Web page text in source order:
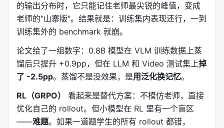
的输出分布时，它只能记住老师最尖锐的峰值，变成
老师的"山寨版"。结果就是：训练集内表现还行，一到
训练集外的 benchmark 就崩。
论文给了一组数字：0.8B 模型在 VLM 训练数据上蒸
馏后只提升 +0.9pp，但在 LLM 和 Video 测试集上掉
了 -2.5pp。蒸馏不是没效果，是用泛化换记忆。
RL（GRPO）
看起来是替代方案：不模仿老师，直接
优化自己的 rollout。但小模型在 RL 里有一个盲区
——难题。如果一道题学生的所有 rollout 都错，